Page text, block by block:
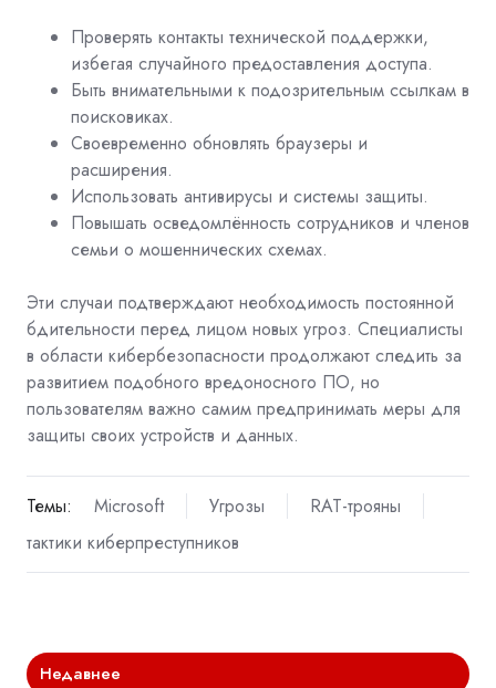
Проверять контакты технической поддержки,
избегая случайного предоставления доступа.
Быть внимательными к подозрительным ссылкам в
поисковиках.
Своевременно обновлять браузеры и
расширения.
Использовать антивирусы и системы защиты.
Повышать осведомлённость сотрудников и членов
семьи о мошеннических схемах.
Эти случаи подтверждают необходимость постоянной
бдительности перед лицом новых угроз. Специалисты
в области кибербезопасности продолжают следить за
развитием подобного вредоносного ПО, но
пользователям важно самим предпринимать меры для
защиты своих устройств и данных.
Темы: Microsoft Угрозы
RAT-трояны
тактики киберпреступников
Недавнее